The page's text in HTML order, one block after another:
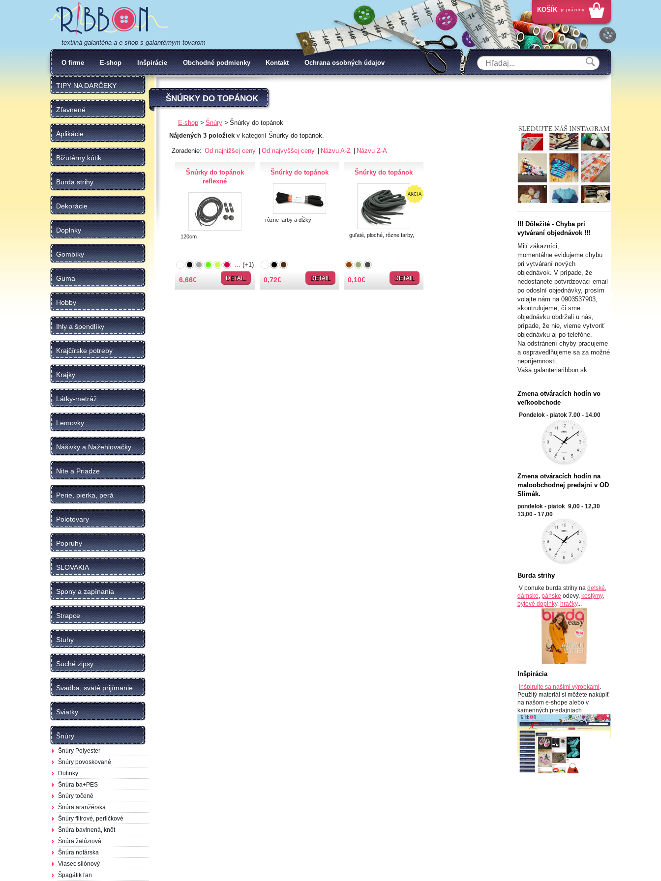
textilná galantéria a e-shop s galantérnym tovarom
KOŠÍK je prázdny
O firme E-shop Inšpirácie Obchodné podmienky Kontakt Ochrana osobných údajov
TIPY NA DARČEKY
Zľavnené
Aplikácie
Bižutérny kútik
Burda strihy
Dekorácie
Doplnky
Gombíky
Guma
Hobby
Ihly a špendlíky
Krajčírske potreby
Krajky
Látky-metráž
Lemovky
Nášivky a Nažehlovačky
Nite a Priadze
Perie, pierka, perá
Polotovary
Popruhy
SLOVAKIA
Spony a zapínania
Strapce
Stuhy
Suché zipsy
Svadba, sväté prijímanie
Sviatky
Šnúry
Šnúry Polyester
Šnúry povoskované
Dutinky
Šnúra ba+PES
Šnúry točené
Šnúra aranžérska
Šnúry flitrové, perličkové
Šnúra bavlnená, knôt
Šnúra žalúziová
Šnúra notárska
Vlasec silónový
Špagátik ľan
ŠNÚRKY DO TOPÁNOK
E-shop Šnúry
Šnúrky do topánok
Nájdených 3 položiek v kategorií Šnúrky do topánok.
Zoradenie: Od najnižšej ceny Od najvyššej ceny Názvu A-Z Názvu Z-A
Šnúrky do topánok
reflexné
120cm
6,66€ DETAIL
... (+1)
Šnúrky do topánok
rôzne farby a dĺžky
0,72€ DETAIL
Šnúrky do topánok
AKCIA
guľaté, ploché, rôzne farby,
0,10€ DETAIL
!!! Dôležité - Chyba pri
vytváraní objednávok !!!
Milí zákazníci,
momentálne evidujeme chybu
pri vytváraní nových
objednávok. V prípade, že
nedostanete potvrdzovaci email
po odoslní objednávky, prosím
volajte nám na 0903537903,
skontrulujeme, či sme
objednávku obdržali u nás,
prípade, že nie, vieme vytvoriť
objednávku aj po telefóne.
Na odstránení chyby pracujeme
a ospravedlňujeme sa za možné
nepríjemnosti.
Vaša galanteriaribbon.sk
Zmena otváracích hodín vo
veľkoobchode
Pondelok - piatok 7.00 - 14.00
Zmena otváracích hodín na
maloobchodnej predajni v OD
Slimák.
pondelok - piatok 9,00 - 12,30
13,00 - 17,00
Burda strihy
V ponuke burda strihy na detské,
dámske, pánske odevy, kostýmy,
bytové doplnky, hračky...
Inšpirácia
Inšpirujte sa našimi výrobkami.
Použitý materiál si môžete nakúpiť
na našom e-shope alebo v
kamenných predajniach